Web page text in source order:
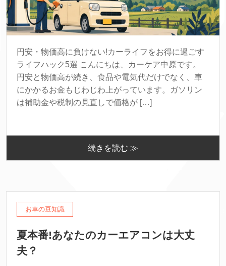
円安・物価高に負けない!カーライフをお得に過ごす
ライフハック5選 こんにちは、カーケア中原です。
円安と物価高が続き、食品や電気代だけでなく、車
にかかるお金もじわじわ上がっています。ガソリン
は補助金や税制の見直しで価格が […]
続きを読む ≫
お車の豆知識
夏本番!あなたのカーエアコンは大丈
夫？